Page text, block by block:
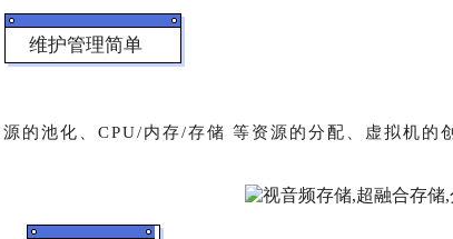
维护管理简单
的池化、CPU/内存/存储 等资源的分配、虚拟机